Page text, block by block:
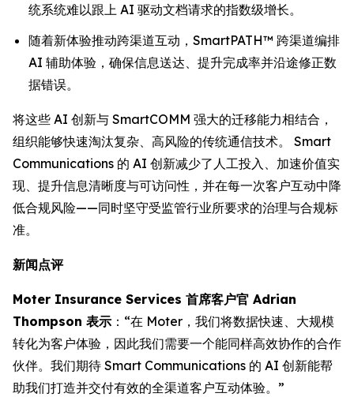
统系统难以跟上 AI 驱动文档请求的指数级增长。
随着新体验推动跨渠道互动，SmartPATH™ 跨渠道编排
AI 辅助体验，确保信息送达、提升完成率并沿途修正数
据错误。
将这些 AI 创新与 SmartCOMM 强大的迁移能力相结合，
组织能够快速淘汰复杂、高风险的传统通信技术。 Smart
Communications 的 AI 创新减少了人工投入、加速价值实
现、提升信息清晰度与可访问性，并在每一次客户互动中降
低合规风险——同时坚守受监管行业所要求的治理与合规标
准。
新闻点评
Moter Insurance Services 首席客户官 Adrian
Thompson 表示 ：“在 Moter，我们将数据快速、大规模
转化为客户体验，因此我们需要一个能同样高效协作的合作
伙伴。我们期待 Smart Communications 的 AI 创新能帮
助我们打造并交付有效的全渠道客户互动体验。”